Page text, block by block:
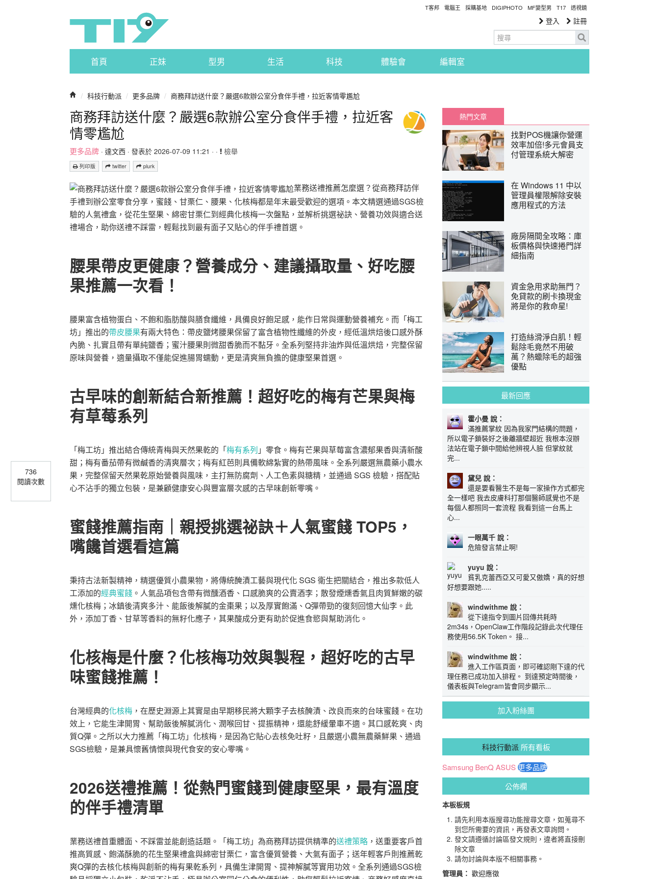
T客邦 電腦王 採購基地 DIGIPHOTO MF變型男 T17 透視鏡
登入 註冊
首頁 正妹 型男 生活 科技 體驗會 編輯室
/ 科技行動派 / 更多品牌 / 商務拜訪送什麼？嚴選6款辦公室分食伴手禮，拉近客情零尷尬
商務拜訪送什麼？嚴選6款辦公室分食伴手禮，拉近客
情零尷尬
更多品牌 · 達文西 · 發表於 2026-07-09 11:21 · · 檢舉
列印版 twitter plurk
736
閱讀次數
業務送禮推薦怎麼選？從商務拜訪伴
手禮到辦公室零食分享，蜜餞、甘栗仁、腰果、化核梅都是年末最受歡迎的選項。本文精選通過SGS檢
驗的人氣禮盒，從花生堅果、綿密甘栗仁到經典化核梅一次盤點，並解析挑選祕訣、營養功效與適合送
禮場合，助你送禮不踩雷，輕鬆找到最有面子又貼心的伴手禮首選。
腰果帶皮更健康？營養成分、建議攝取量、好吃腰
果推薦一次看！
腰果富含植物蛋白、不飽和脂肪酸與膳食纖維，具備良好飽足感，能作日常與運動營養補充。而「梅工
坊」推出的帶皮腰果有兩大特色：帶皮鹽烤腰果保留了富含植物性纖維的外皮，經低溫烘焙後口感外酥
內脆、扎實且帶有單純鹽香；蜜汁腰果則微甜香脆而不黏牙。全系列堅持非油炸與低溫烘焙，完整保留
原味與營養，適量攝取不僅能促進腸胃蠕動，更是清爽無負擔的健康堅果首選。
古早味的創新結合新推薦！超好吃的梅有芒果與梅
有草莓系列
「梅工坊」推出結合傳統青梅與天然果乾的「梅有系列 」零食。梅有芒果與草莓富含濃郁果香與清新酸
甜；梅有番茄帶有微鹹香的清爽層次；梅有紅芭則具備軟綿紮實的熱帶風味。全系列嚴選無農藥小農水
果，完整保留天然果乾原始營養與風味，主打無防腐劑、人工色素與糖精，並通過 SGS 檢驗，搭配貼
心不沾手的獨立包裝，是兼顧健康安心與豐富層次感的古早味創新零嘴。
蜜餞推薦指南｜親授挑選祕訣＋人氣蜜餞 TOP5，
嘴饞首選看這篇
秉持古法新製精神，精選優質小農果物，將傳統醃漬工藝與現代化 SGS 衛生把關結合，推出多款低人
工添加的經典蜜餞 。人氣品項包含帶有微醺酒香、口感脆爽的公賣酒李；散發煙燻香氣且肉質鮮嫩的碳
燻化核梅；冰鎮後清爽多汁、能飯後解膩的金棗果；以及厚實飽滿、Q彈帶勁的復刻回憶大仙李。此
外，添加丁香、甘草等香料的無籽化應子，其果酸成分更有助於促進食慾與幫助消化。
化核梅是什麼？化核梅功效與製程，超好吃的古早
味蜜餞推薦！
台灣經典的化核梅 ，在歷史淵源上其實是由早期移民將大顆李子去核醃漬、改良而來的台味蜜餞。在功
效上，它能生津開胃、幫助飯後解膩消化、潤喉回甘、提振精神，還能舒緩暈車不適。其口感乾爽、肉
質Q彈。之所以大力推薦「梅工坊」化核梅，是因為它貼心去核免吐籽，且嚴選小農無農藥鮮果、通過
SGS檢驗，是兼具懷舊情懷與現代食安的安心零嘴。
2026送禮推薦！從熱門蜜餞到健康堅果，最有溫度
的伴手禮清單
業務送禮首重體面、不踩雷並能創造話題。「梅工坊」為商務拜訪提供精準的送禮策略 ，送重要客戶首
推高質感、飽滿酥脆的花生堅果禮盒與綿密甘栗仁，富含優質營養、大氣有面子；送年輕客戶則推薦乾
爽Q彈的去核化核梅與創新的梅有果乾系列，具備生津開胃、提神解膩等實用功效。全系列通過SGS檢
熱門文章
找對POS機讓你營運
效率加倍!多元會員支
付管理系統大解密
在 Windows 11 中以
管理員權限解除安裝
應用程式的方法
廠房隔間全攻略：庫
板價格與快速捲門詳
細指南
資金急用求助無門？
免貸款的刷卡換現金
將是你的救命星!
打造絲滑淨白肌！輕
鬆除毛竟然不用破
萬？熱蠟除毛的超強
優點
最新回應
霍小曼 說：
滿推薦掌紋 因為我家門結構的問題，
所以電子鎖裝好之後離牆壁超近 我根本沒辦
法站在電子鎖中間給他辨視人臉 但掌紋就
完...
黛兒 說：
還是要看醫生不是每一家操作方式都完
全一樣吧 我去皮膚科打那個醫師感覺也不是
每個人都照同一套流程 我看到這一台馬上
心...
一眼萬千 說：
危險發言禁止啊!
yuyu 說：
貧乳克蕾西亞又可愛又傲嬌，真的好想
好想要跟她.....
windwithme 說：
從下達指令到圖片回傳共耗時
2m34s，OpenClaw工作階段記錄此次代理任
務使用56.5K Token。 接...
windwithme 說：
進入工作區頁面，即可確認剛下達的代
理任務已成功加入排程。 到達預定時間後，
儀表板與Telegram皆會同步顯示...
加入粉絲團
科技行動派 所有看板
Samsung BenQ ASUS更多品牌
公佈欄
本板板規
請先利用本版搜尋功能搜尋文章，如蒐尋不
到您所需要的資訊，再發表文章詢問。
發文請遵循討論區發文規則，違者將直接刪
除文章
請勿討論與本版不相關事務。
管理員： 歡迎應徵